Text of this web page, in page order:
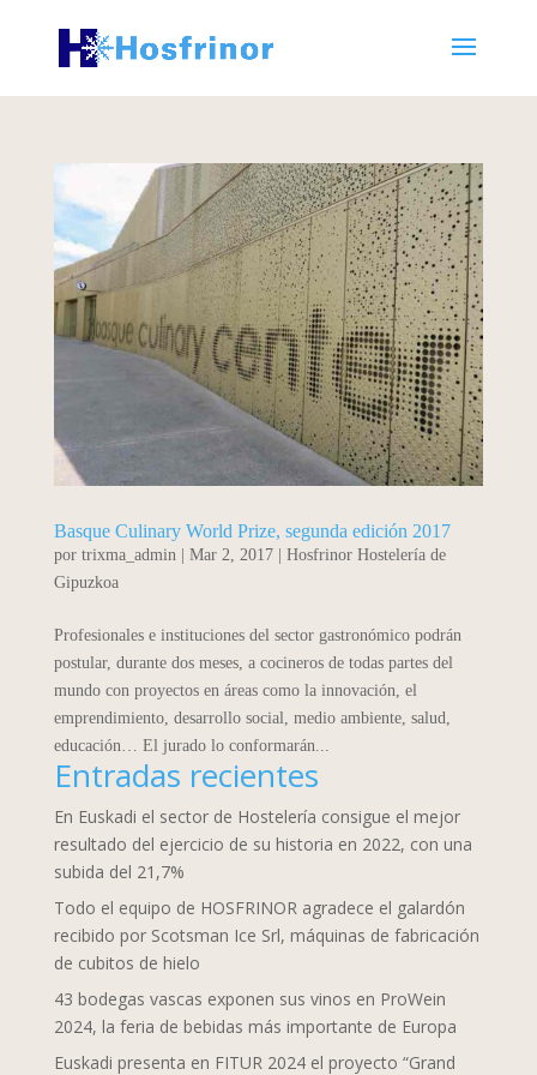
Basque Culinary World Prize, segunda edición 2017
por trixma_admin Mar 2, 2017| Hosfrinor Hostelería de
Gipuzkoa
Profesionales e instituciones del sector gastronómico podrán
postular, durante dos meses, a cocineros de todas partes del
mundo con proyectos en áreas como la innovación, el
emprendimiento, desarrollo social, medio ambiente, salud,
educación… El jurado lo conformarán...
Entradas recientes
En Euskadi el sector de Hostelería consigue el mejor
resultado del ejercicio de su historia en 2022, con una
subida del 21,7%
Todo el equipo de HOSFRINOR agradece el galardón
recibido por Scotsman Ice Srl, máquinas de fabricación
de cubitos de hielo
43 bodegas vascas exponen sus vinos en ProWein
2024, la feria de bebidas más importante de Europa
Euskadi presenta en FITUR 2024 el proyecto “Grand